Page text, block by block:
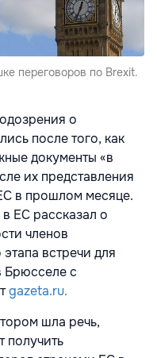
переговоров по Brexit.
о
после того, как
документы «в
их представления
в прошлом месяце.
ЕС рассказал о
членов
встречи для
Брюсселе с
gazeta.ru.
шла речь,
получить